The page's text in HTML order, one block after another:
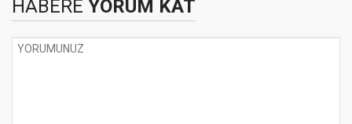
HABERE YORUM KAT